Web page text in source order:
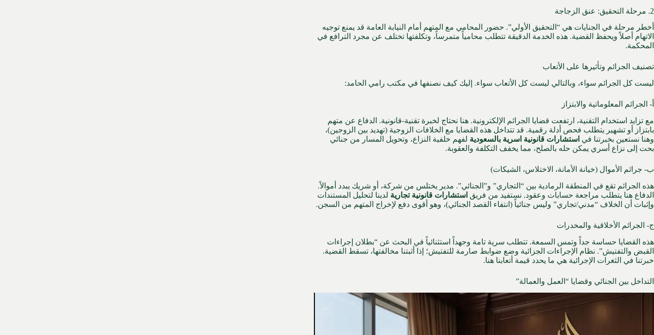
2. مرحلة التحقيق: عنق الزجاجة
أخطر مرحلة في الجنايات هي “التحقيق الأولي”. حضور المحامي مع المتهم أمام النيابة العامة قد يمنع توجيه
الاتهام أصلاً ويحفظ القضية. هذه الخدمة الدقيقة تتطلب محامياً متمرساً، وتكلفتها تختلف عن مجرد الترافع في
المحكمة.
تصنيف الجرائم وتأثيرها على الأتعاب
ليست كل الجرائم سواء، وبالتالي ليست كل الأتعاب سواء. إليك كيف نصنفها في مكتب رامي الحامد:
أ- الجرائم المعلوماتية والابتزاز
مع تزايد استخدام التقنية، ارتفعت قضايا الجرائم الإلكترونية. هنا نحتاج لخبرة تقنية-قانونية. الدفاع عن متهم
بابتزاز أو تشهير يتطلب فحص أدلة رقمية. قد تتداخل هذه القضايا مع الخلافات الزوجية (تهديد بين الزوجين)،
وهنا نستعين بخبرتنا في استشارات قانونية اسرية بالسعودية لفهم خلفية النزاع، وتحويل المسار من جنائي
بحت إلى نزاع أسري يمكن حله بالصلح، مما يخفف التكلفة والعقوبة.
ب- جرائم الأموال (خيانة الأمانة، الاختلاس، الشيكات)
هذه الجرائم تقع في المنطقة الرمادية بين “التجاري” و”الجنائي”. مدير يختلس من شركة، أو شريك يبدد أموالاً.
الدفاع هنا يتطلب مراجعة حسابات وعقود. نستفيد من فريق استشارات قانونية تجارية لدينا لتحليل المستندات
وإثبات أن الخلاف “مدني/تجاري” وليس جنائياً (انتفاء القصد الجنائي)، وهو أقوى دفع لإخراج المتهم من السجن.
ج- الجرائم الأخلاقية والمخدرات
هذه القضايا حساسة جداً وتمس السمعة. تتطلب سرية تامة وجهداً استثنائياً في البحث عن “بطلان إجراءات
القبض والتفتيش”. نظام الإجراءات الجزائية وضع ضوابط صارمة للتفتيش؛ إذا أثبتنا مخالفتها، تسقط القضية.
خبرتنا في الثغرات الإجرائية هي ما يحدد قيمة أتعابنا هنا.
التداخل بين الجنائي وقضايا “العمل والعمالة”